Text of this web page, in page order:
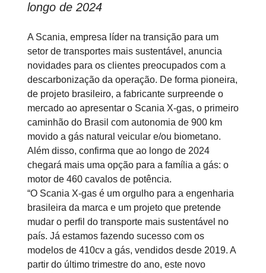
longo de 2024
A Scania, empresa líder na transição para um
setor de transportes mais sustentável, anuncia
novidades para os clientes preocupados com a
descarbonização da operação. De forma pioneira,
de projeto brasileiro, a fabricante surpreende o
mercado ao apresentar o Scania X-gas, o primeiro
caminhão do Brasil com autonomia de 900 km
movido a gás natural veicular e/ou biometano.
Além disso, confirma que ao longo de 2024
chegará mais uma opção para a família a gás: o
motor de 460 cavalos de potência.
“O Scania X-gas é um orgulho para a engenharia
brasileira da marca e um projeto que pretende
mudar o perfil do transporte mais sustentável no
país. Já estamos fazendo sucesso com os
modelos de 410cv a gás, vendidos desde 2019. A
partir do último trimestre do ano, este novo